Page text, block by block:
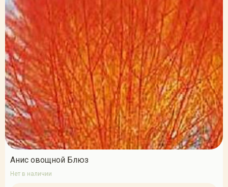
Анис овощной Блюз
Нет в наличии